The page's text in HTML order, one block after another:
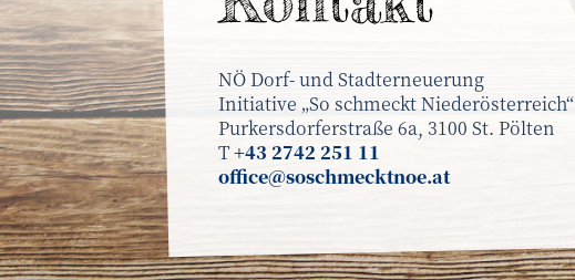
NÖ Dorf- und Stadterneuerung
Initiative „So schmeckt Niederösterreich“
Purkersdorferstraße 6a, 3100 St. Pölten
T+43 2742 251 11
office@soschmecktnoe.at